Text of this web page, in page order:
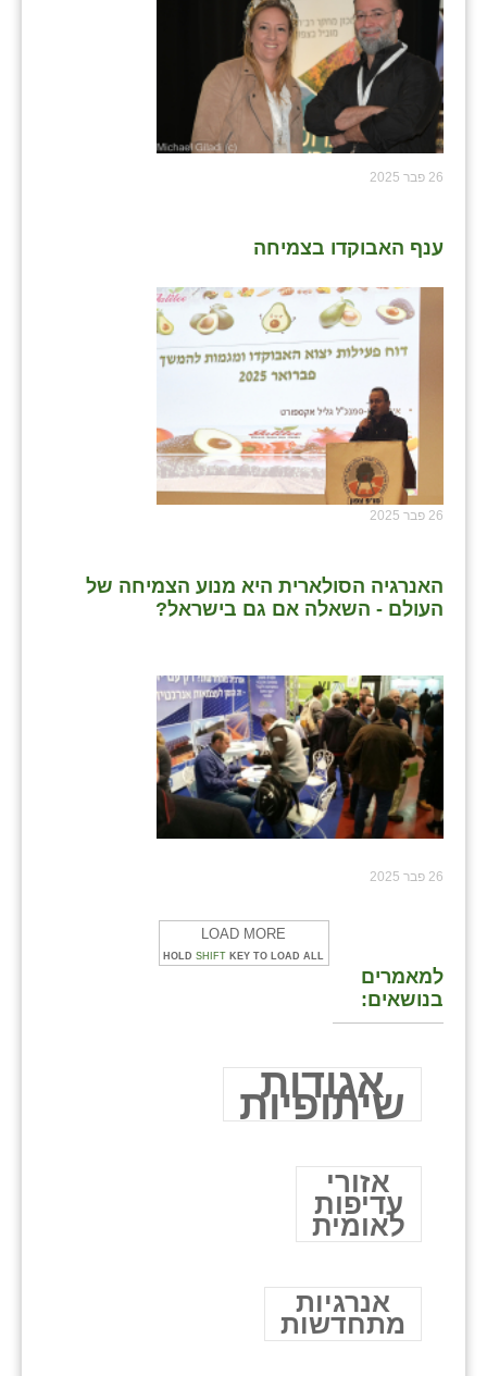
26 פבר 2025
ענף האבוקדו בצמיחה
26 פבר 2025
האנרגיה הסולארית היא מנוע הצמיחה של
העולם - השאלה אם גם בישראל?
26 פבר 2025
LOAD MORE
HOLD SHIFT KEY TO LOAD ALL
למאמרים
בנושאים:
אגודות
שיתופיות
אזורי
עדיפות
לאומית
אנרגיות
מתחדשות